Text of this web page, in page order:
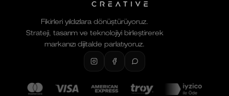
Fikirleri yıldızlara dönüştürüyoruz.
Strateji, tasarım ve teknolojiyi birleştirerek
markanızı dijitalde parlatıyoruz.